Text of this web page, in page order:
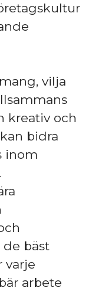
vilja
kreativ och
bidra
inom
bäst
varje
arbete